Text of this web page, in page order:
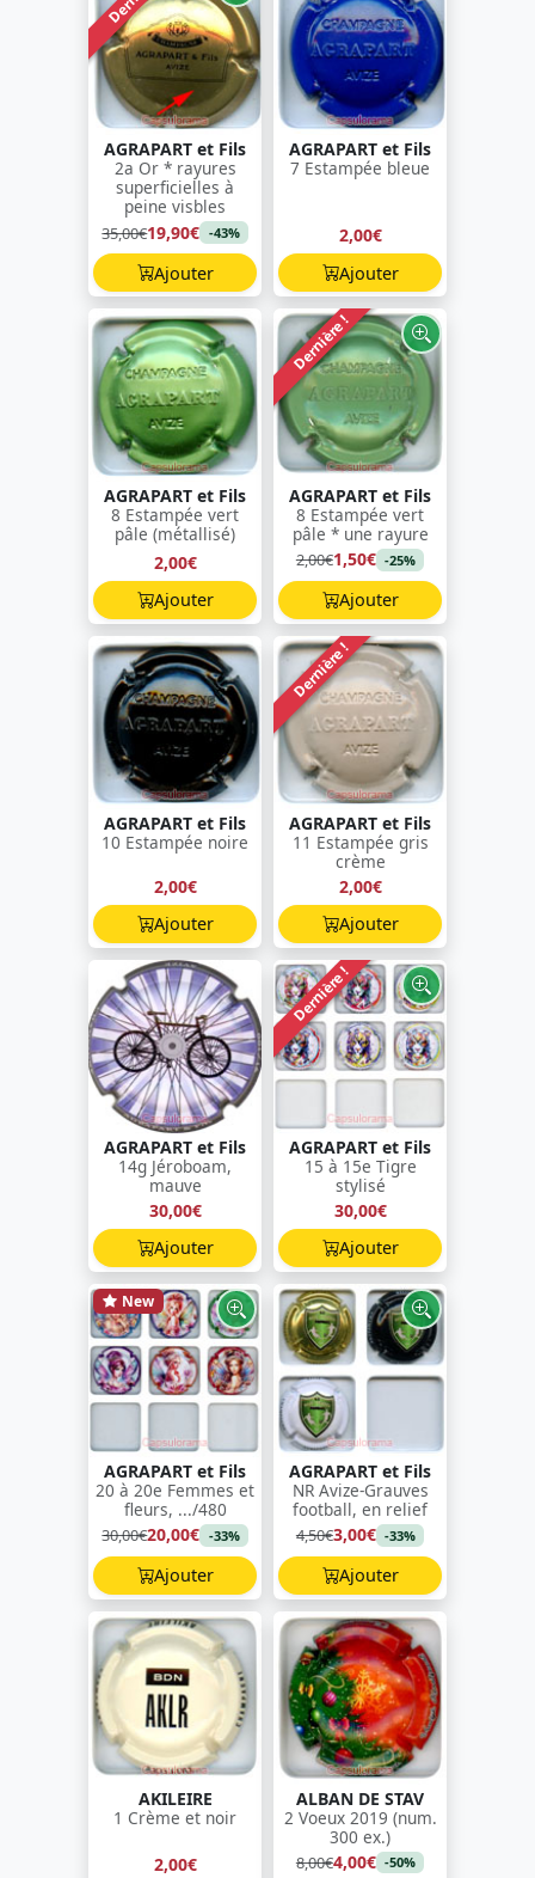
AGRAPART et Fils
2a Or * rayures
superficielles à
peine visbles
35,00€19,90€ -43%
Ajouter
AGRAPART et Fils
7 Estampée bleue
2,00€
Ajouter
AGRAPART et Fils
8 Estampée vert
pâle (métallisé)
2,00€
Ajouter
Dernière !
AGRAPART et Fils
8 Estampée vert
pâle * une rayure
2,00€1,50€ -25%
Ajouter
AGRAPART et Fils
10 Estampée noire
2,00€
Ajouter
Dernière !
AGRAPART et Fils
11 Estampée gris
crème
2,00€
Ajouter
AGRAPART et Fils
14g Jéroboam,
mauve
30,00€
Ajouter
Dernière !
AGRAPART et Fils
15 à 15e Tigre
stylisé
30,00€
Ajouter
New
AGRAPART et Fils
20 à 20e Femmes et
fleurs, .../480
30,00€20,00€ -33%
Ajouter
AGRAPART et Fils
NR Avize-Grauves
football, en relief
4,50€3,00€ -33%
Ajouter
AKILEIRE
1 Crème et noir
2,00€
ALBAN DE STAV
2 Voeux 2019 (num.
300 ex.)
8,00€4,00€ -50%